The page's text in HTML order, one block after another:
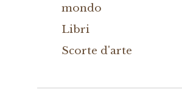
mondo
Libri
Scorte d'arte